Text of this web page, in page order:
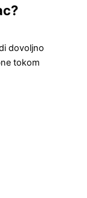
dovoljno
tokom